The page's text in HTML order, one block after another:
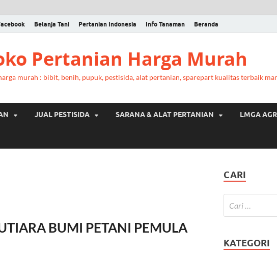
Belanja Tani Pertanian Indonesia Info Tanaman Beranda
Pertanian Harga Murah
murah : bibit, benih, pupuk, pestisida, alat pertanian, sparepart kualitas terbaik
JUAL PESTISIDA SARANA & ALAT PERTANIAN LMGA
BUMI PETANI PEMULA
CARI
KATEGORI